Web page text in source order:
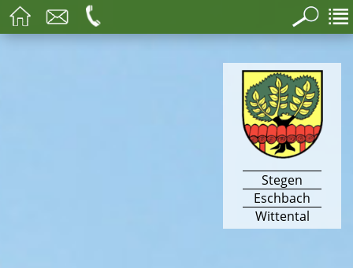
Stegen
Eschbach
Wittental